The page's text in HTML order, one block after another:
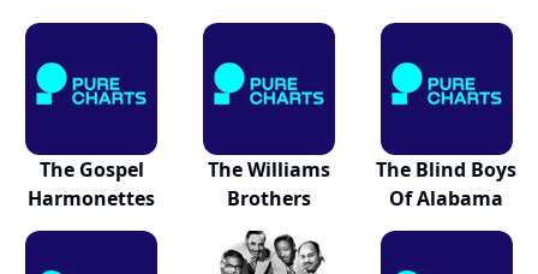
The Gospel
Harmonettes
The Williams
Brothers
The Blind Boys
Of Alabama